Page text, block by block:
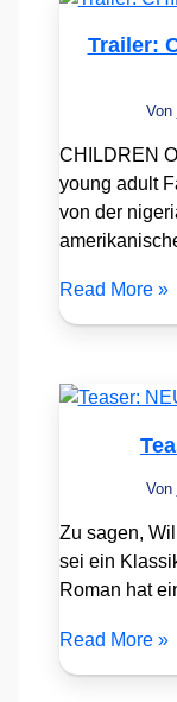
Trailer:
Von
CHILDREN
young adult
von der
Read More »
Von
Zu sagen,
sei ein
Roman hat
Read More »